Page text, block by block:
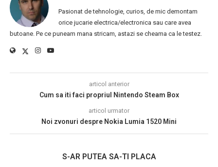
Pasionat de tehnologie, curios, de mic demontam
orice jucarie electrica/electronica sau care avea
butoane. Pe ce puneam mana stricam, astazi se cheama ca le testez.
articol anterior
Cum sa iti faci propriul Nintendo Steam Box
articol urmator
Noi zvonuri despre Nokia Lumia 1520 Mini
S-AR PUTEA SA-TI PLACA